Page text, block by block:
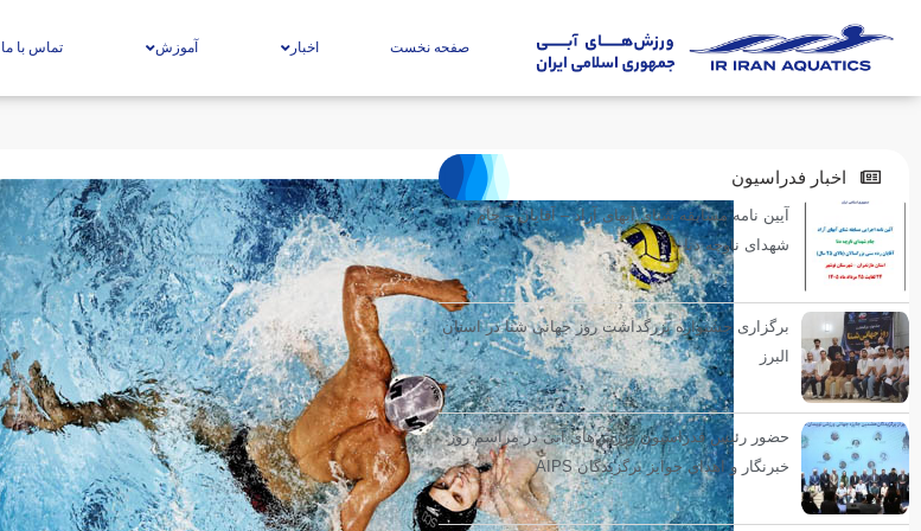
صفحه نخست اخبار آموزش تماس با ما
اخبار فدراسیون
آیین نامه مسابقه شنای آبهای آزاد – آقایان – جام
شهدای ناوچه دنا
برگزاری جشنواره بزرگداشت روز جهانی شنا در استان
البرز
حضور رئیس فدراسیون ورزش‌های آبی در مراسم روز
خبرنگار و اهدای جوایز برگزیدگان AIPS